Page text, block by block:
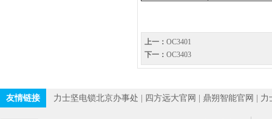
上一： OC3401
下一： OC3403
友情链接 力士坚电锁北京办事处 四方远大官网 鼎朔智能官网 力